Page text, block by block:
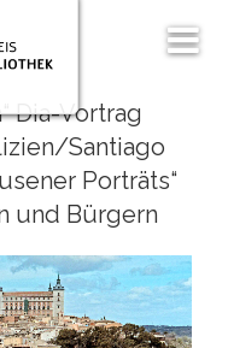
Men
Dia-Vortrag
Santiago
Porträts“
und Bürgern